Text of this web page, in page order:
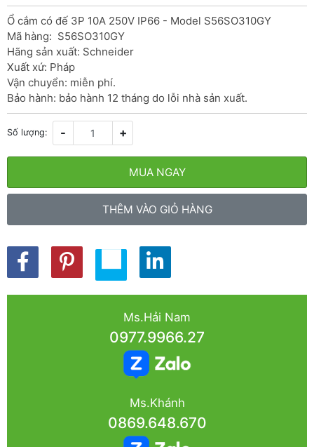
Ổ cắm có đế 3P 10A 250V IP66 - Model S56SO310GY
Mã hàng:  S56SO310GY
Hãng sản xuất: Schneider
Xuất xứ: Pháp
Vận chuyển: miễn phí.
Bảo hành: bảo hành 12 tháng do lỗi nhà sản xuất.
Số lượng: - +
MUA NGAY
THÊM VÀO GIỎ HÀNG
Ms.Hải Nam
0977.9966.27
Ms.Khánh
0869.648.670